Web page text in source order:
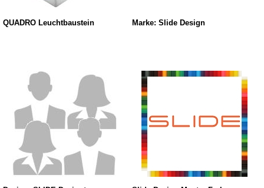
QUADRO Leuchtbaustein Marke: Slide Design